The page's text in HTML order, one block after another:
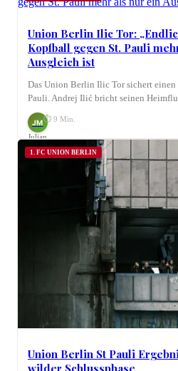
Union Berlin Ilic Tor:
Kopfball gegen St. Pauli
Ausgleich ist
Das Union Berlin Ilic Tor sichert einen
Pauli. Andrej Ilić bricht seinen
JM
Julian
Möhring
⏱ 9 Min.
1. FC UNION BERLIN
Union Berlin St Pauli
wilder Schlussphase